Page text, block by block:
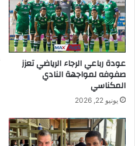
عودة رباعي الرجاء الرياضي تعزز
صفوفه لمواجهة النادي
المكناسي
يونيو 22, 2026